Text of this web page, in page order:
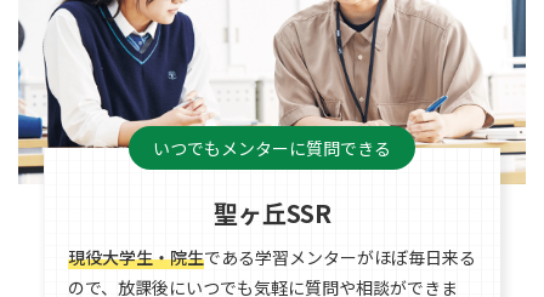
いつでもメンターに質問できる
聖ヶ丘SSR
現役大学生・院生である学習メンターがほぼ毎日来る
ので、放課後にいつでも気軽に質問や相談ができま